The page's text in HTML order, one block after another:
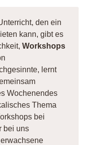
den ein
kann, gibt es
Workshops
lernt
Wochenendes
Thema
bei
bei uns